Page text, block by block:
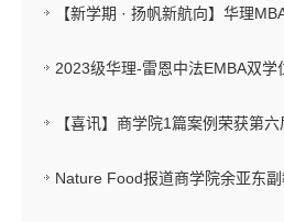
【新学期 · 扬帆新航向】华理
2023级华理-雷恩中法EMBA双学
【喜讯】商学院1篇案例荣获第
Nature Food报道商学院余亚东